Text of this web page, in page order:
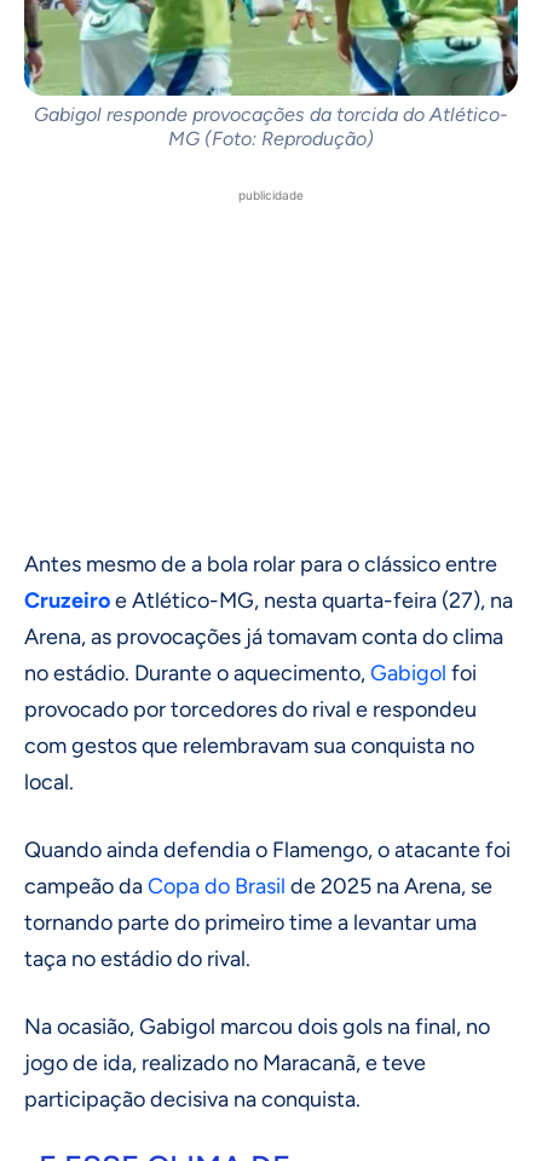
Gabigol responde provocações da torcida do Atlético-
MG (Foto: Reprodução)
publicidade
Antes mesmo de a bola rolar para o clássico entre
Cruzeiroe Atlético-MG, nesta quarta-feira (27), na
Arena, as provocações já tomavam conta do clima
no estádio. Durante o aquecimento,Gabigol foi
provocado por torcedores do rival e respondeu
com gestos que relembravam sua conquista no
local.
Quando ainda defendia o Flamengo, o atacante foi
campeão daCopa do Brasil de 2025 na Arena, se
tornando parte do primeiro time a levantar uma
taça no estádio do rival.
Na ocasião, Gabigol marcou dois gols na final, no
jogo de ida, realizado no Maracanã, e teve
participação decisiva na conquista.